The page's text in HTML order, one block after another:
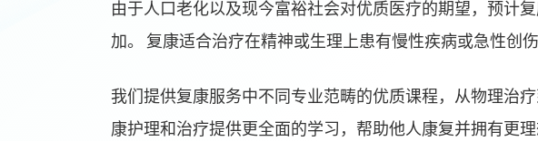
由于人口老化以及现今富裕社会对优质医疗的期望，预计
加。 复康适合治疗在精神或生理上患有慢性疾病或急性创伤
我们提供复康服务中不同专业范畴的优质课程，从物理治
康护理和治疗提供更全面的学习，帮助他人康复并拥有更理